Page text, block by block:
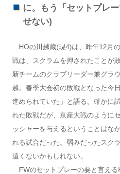
に。もう「セットプレ
せない)
HOの川越藏(現4)は、昨年12月
戦は、スクラムを押されたことが
新チームのクラブリーダー兼グラ
越。春季大会初の敗戦となった今
進められていた」と語る。確かに
れた敗戦だが、京産大戦のように
ッシャーを与えるということはな
れる試合だった。弱みだったスク
遠くないかもしれない。
FWのセットプレーの要と言える